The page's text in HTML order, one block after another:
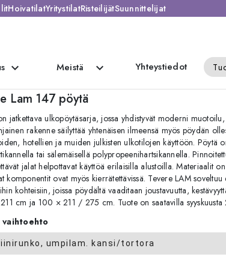
HoivatilatYritystilatRisteilijätSuunnittelijat
expand_more Meistä expand_more Yhteystiedot
Lam 147 pöytä
jatkettava ulkopöytäsarja, jossa yhdistyvät moderni
rakenne säilyttää yhtenäisen ilmeensä myös pöydän
hotellien ja muiden julkisten ulkotilojen käyttöön. Pöytä
tai sälemäisellä polypropeenihartsikannella.
jalat helpottavat käyttöä erilaisilla alustoilla. Materiaalit
komponentit ovat myös kierrätettävissä. Tevere LAM
kohteisiin, joissa pöydältä vaaditaan joustavuutta,
cm ja 100 × 211 / 275 cm. Tuote on saatavilla
vaihtoehto
umpilam. kansi/tortora